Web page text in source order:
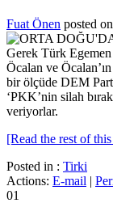
Fuat Önen posted
Gerek Türk
Öcalan ve
bir ölçüde DEM
‘PKK’nin silah
veriyorlar.
[Read the rest of
Posted in : Tirki
Actions: E-mail |
01